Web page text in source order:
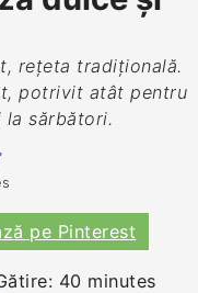
rețeta tradițională.
potrivit atât pentru
la sărbători.
pe Pinterest
40minutes
minutes